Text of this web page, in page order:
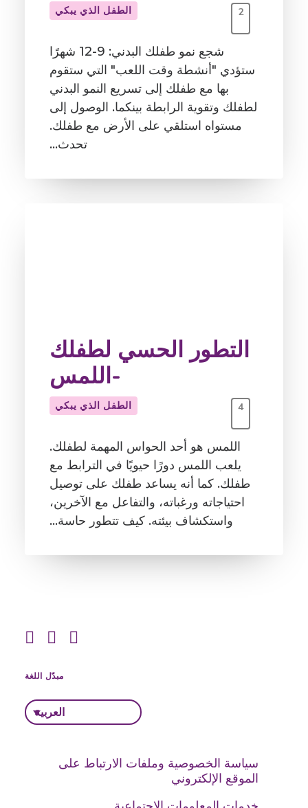
الطفل الذي يبكي 2
شجع نمو طفلك البدني: 9-12 شهرًا
ستؤدي "أنشطة وقت اللعب" التي ستقوم
بها مع طفلك إلى تسريع النمو البدني
لطفلك وتقوية الرابطة بينكما. الوصول إلى
مستواه استلقي على الأرض مع طفلك.
تحدث…
التطور الحسي لطفلك
-اللمس
الطفل الذي يبكي 4
اللمس هو أحد الحواس المهمة لطفلك.
يلعب اللمس دورًا حيويًا في الترابط مع
طفلك. كما أنه يساعد طفلك على توصيل
احتياجاته ورغباته، والتفاعل مع الآخرين،
واستكشاف بيئته. كيف تتطور حاسة…
مبدّل اللغة
العربية
سياسة الخصوصية وملفات الارتباط على
الموقع الإلكتروني